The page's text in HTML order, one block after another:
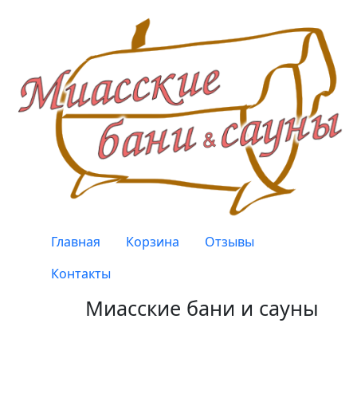
Верхнее меню
Главная Корзина
Отзывы
Контакты
Миасские бани и сауны